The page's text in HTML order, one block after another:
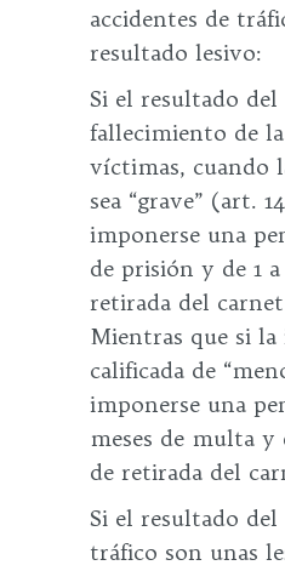
accidentes de
resultado lesivo:
Si el resultado del
fallecimiento de
víctimas, cuando
sea “grave” (art.
imponerse una
de prisión y de 1
retirada del
Mientras que si la
calificada de
imponerse una
meses de multa y
de retirada del
Si el resultado del
tráfico son unas